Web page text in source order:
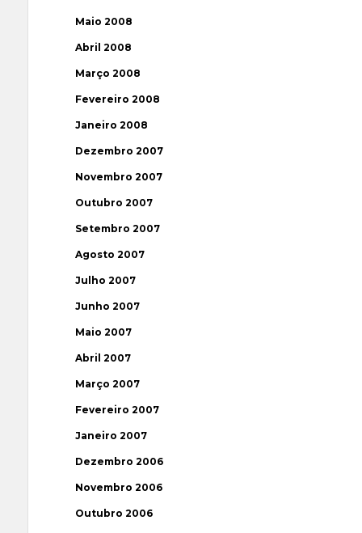
Maio 2008
Abril 2008
Março 2008
Fevereiro 2008
Janeiro 2008
Dezembro 2007
Novembro 2007
Outubro 2007
Setembro 2007
Agosto 2007
Julho 2007
Junho 2007
Maio 2007
Abril 2007
Março 2007
Fevereiro 2007
Janeiro 2007
Dezembro 2006
Novembro 2006
Outubro 2006